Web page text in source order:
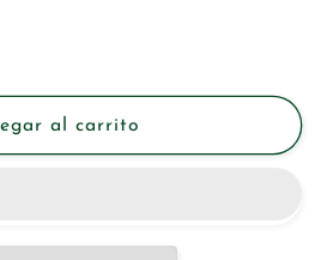
al carrito